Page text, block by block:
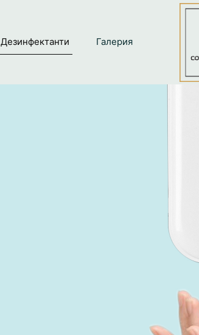
Дезинфектанти Галерия